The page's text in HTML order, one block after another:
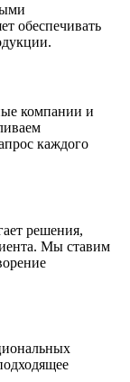
обеспечивать
компании и
каждого
решения,
Мы ставим